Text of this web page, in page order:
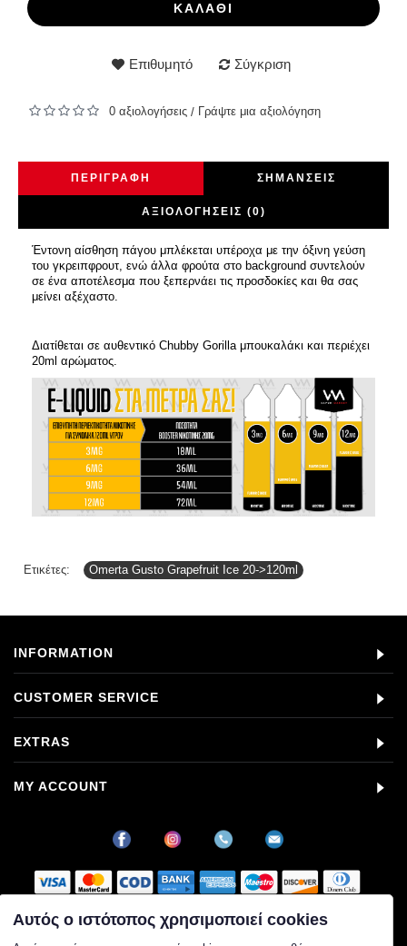
ΚΑΛΆΘΙ
Επιθυμητό Σύγκριση
0 αξιολογήσεις / Γράψτε μια αξιολόγηση
ΠΕΡΙΓΡΑΦΉ ΣΗΜΆΝΣΕΙΣ
ΑΞΙΟΛΟΓΉΣΕΙΣ (0)
Έντονη αίσθηση πάγου μπλέκεται υπέροχα με την όξινη γεύση
του γκρειπφρουτ, ενώ άλλα φρούτα στο background συντελούν
σε ένα αποτέλεσμα που ξεπερνάει τις προσδοκίες και θα σας
μείνει αξέχαστο.
Διατίθεται σε αυθεντικό Chubby Gorilla μπουκαλάκι και περιέχει
20ml αρώματος.
Ετικέτες: Omerta Gusto Grapefruit Ice 20->120ml
INFORMATION
CUSTOMER SERVICE
EXTRAS
MY ACCOUNT
Στοιχεία εταιρείας
Αυτός ο ιστότοπος χρησιμοποιεί cookies